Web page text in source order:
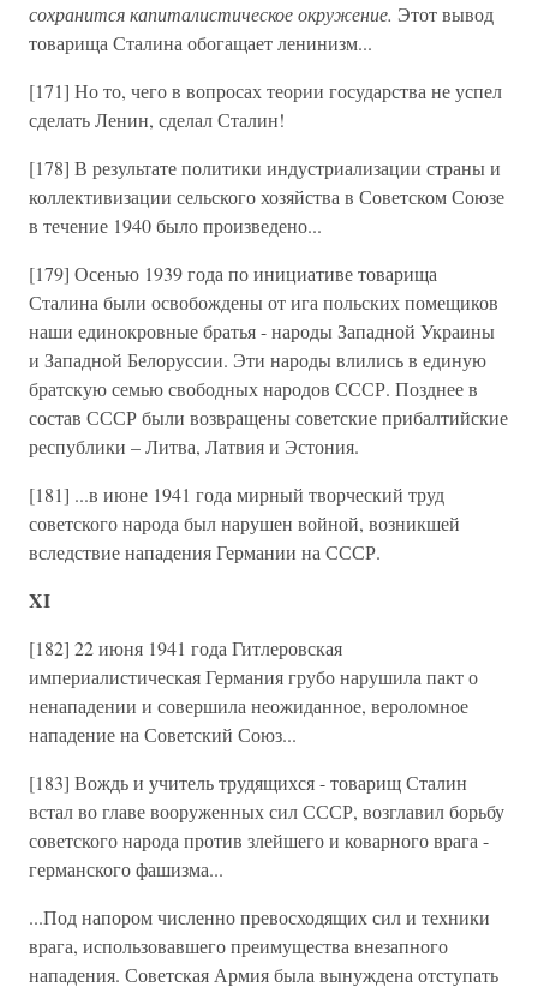
сохранится капиталистическое окружение. Этот вывод
товарища Сталина обогащает ленинизм...
[171] Но то, чего в вопросах теории государства не успел
сделать Ленин, сделал Сталин!
[178] В результате политики индустриализации страны и
коллективизации сельского хозяйства в Советском Союзе
в течение 1940 было произведено...
[179] Осенью 1939 года по инициативе товарища
Сталина были освобождены от ига польских помещиков
наши единокровные братья - народы Западной Украины
и Западной Белоруссии. Эти народы влились в единую
братскую семью свободных народов СССР. Позднее в
состав СССР были возвращены советские прибалтийские
республики – Литва, Латвия и Эстония.
[181] ...в июне 1941 года мирный творческий труд
советского народа был нарушен войной, возникшей
вследствие нападения Германии на СССР.
XI
[182] 22 июня 1941 года Гитлеровская
империалистическая Германия грубо нарушила пакт о
ненападении и совершила неожиданное, вероломное
нападение на Советский Союз...
[183] Вождь и учитель трудящихся - товарищ Сталин
встал во главе вооруженных сил СССР, возглавил борьбу
советского народа против злейшего и коварного врага -
германского фашизма...
...Под напором численно превосходящих сил и техники
врага, использовавшего преимущества внезапного
нападения. Советская Армия была вынуждена отступать